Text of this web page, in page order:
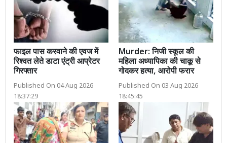
फाइल पास करवाने की एवज में
रिश्वत लेते डाटा एंट्री आप्रेटर
गिरफ्तार
Published On 04 Aug 2026
18:37:29
Murder: निजी स्कूल की
महिला अध्यापिका की चाकू से
गोदकर हत्या, आरोपी फरार
Published On 03 Aug 2026
18:45:45